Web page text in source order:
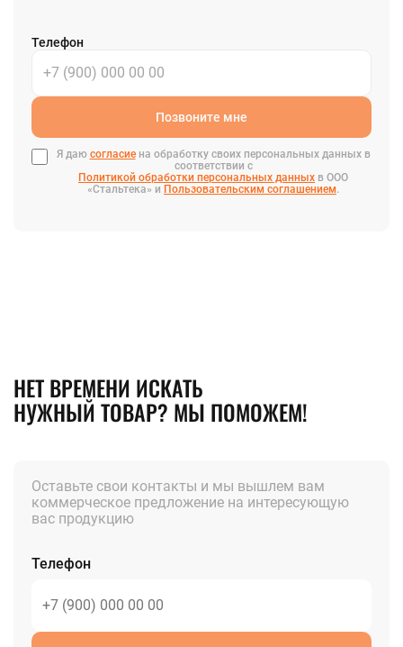
Телефон
Позвоните мне
Я даю согласиена обработку своих персональных данных в
соответствии с
Политикой обработки персональных данных в ООО
«Стальтека» и Пользовательским соглашением.
НЕТ ВРЕМЕНИ ИСКАТЬ
НУЖНЫЙ ТОВАР? МЫ ПОМОЖЕМ!
Оставьте свои контакты и мы вышлем вам
коммерческое предложение на интересующую
вас продукцию
Телефон